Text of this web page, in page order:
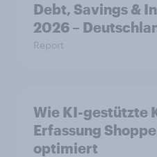
Debt, Savings &
2026 –
Report
Wie KI-gestützte
Erfassung
optimiert